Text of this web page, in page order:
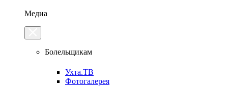
Медиа
Болельщикам
Ухта.ТВ
Фотогалерея